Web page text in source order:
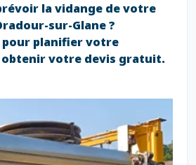
la vidange de votre
sur-Glane ?
pour planifier votre
votre devis gratuit.